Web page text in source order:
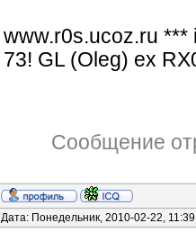
www.r0s.ucoz.ru ***
73! GL (Oleg) ex
Сообщение
Дата: Понедельник, 2010-02-22,